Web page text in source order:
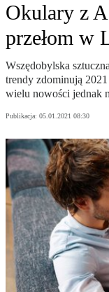
Okulary z
przełom w
Wszędobylska
trendy zdominują
wielu nowości jednak
Publikacja: 05.01.2021 08:30